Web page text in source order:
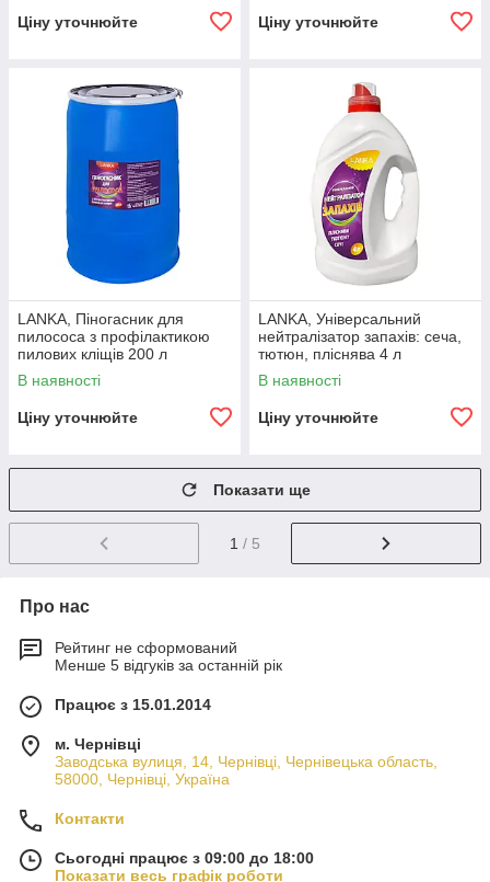
Ціну уточнюйте Ціну уточнюйте
LANKA, Піногасник для
пилососа з профілактикою
пилових кліщів 200 л
В наявності
Ціну уточнюйте
LANKA, Універсальний
нейтралізатор запахів: сеча,
тютюн, пліснява 4 л
В наявності
Ціну уточнюйте
Показати ще
1 / 5
Про нас
Рейтинг не сформований
Менше 5 відгуків за останній рік
Працює з 15.01.2014
м. Чернівці
Заводська вулиця, 14, Чернівці, Чернівецька область,
58000, Чернівці, Україна
Контакти
Сьогодні працює з 09:00 до 18:00
Показати весь графік роботи